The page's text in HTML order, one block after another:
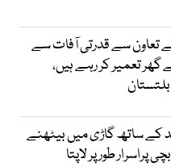
سے قدرتی آفات سے
گھر تعمیر کر رہے ہیں،
کے ساتھ گاڑی میں بیٹھنے